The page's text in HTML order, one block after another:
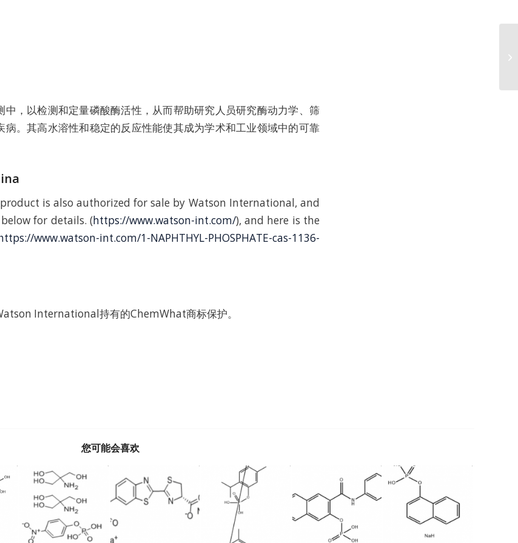
中，以检测和定量磷酸酶活性，从而帮助研究人员研究酶动力学、筛
病。其高水溶性和稳定的反应性能使其成为学术和工业领域中的可靠
is also authorized for sale by Watson International, and
for details. (https://www.watson-int.com/), and here is the
www.watson-int.com/1-NAPHTHYL-PHOSPHATE-cas-1136-
International持有的ChemWhat商标保护。
您可能会喜欢